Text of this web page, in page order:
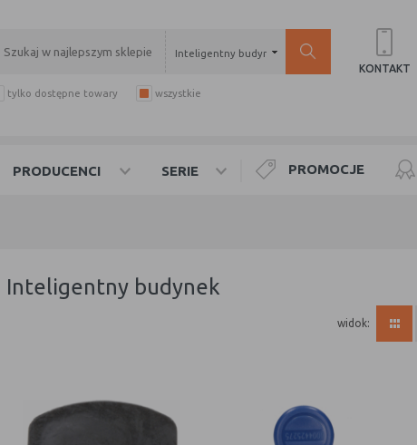
Inteligentny budynek
tylko dostępne towary wszystkie
KONTAKT
PRODUCENCI SERIE PROMOCJE
inteligentny budynek
widok: